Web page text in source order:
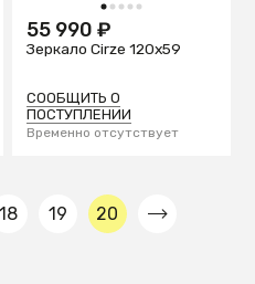
1 2 3 4 5
55 990 ₽
Зеркало Cirze 120x59
СООБЩИТЬ О
ПОСТУПЛЕНИИ
Временно отсутствует
18 19 20